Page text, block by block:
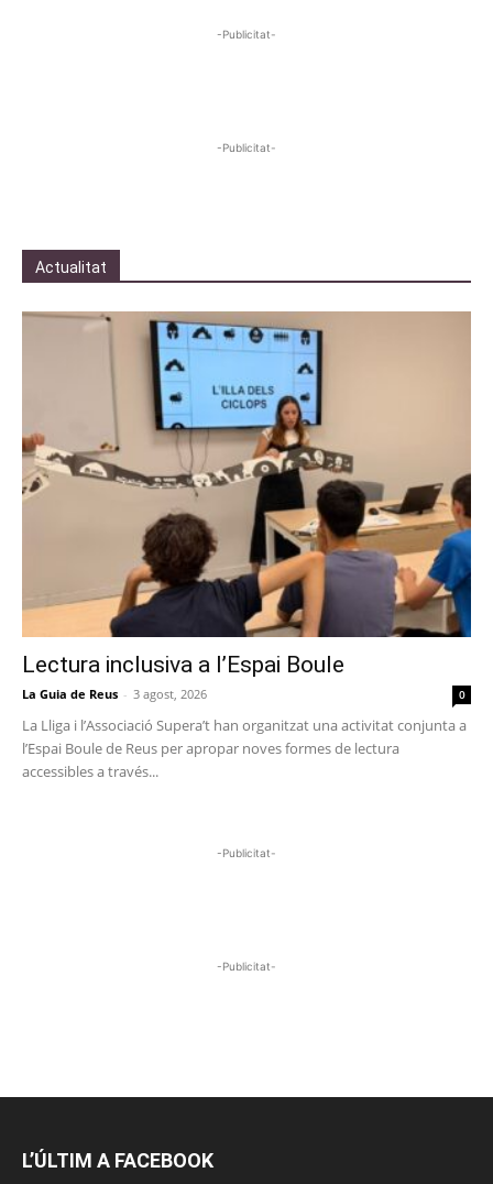
-Publicitat-
-Publicitat-
Actualitat
Lectura inclusiva a l’Espai Boule
La Guia de Reus - 3 agost, 2026 0
La Lliga i l’Associació Supera’t han organitzat una activitat conjunta a
l’Espai Boule de Reus per apropar noves formes de lectura
accessibles a través...
-Publicitat-
-Publicitat-
L’ÚLTIM A FACEBOOK